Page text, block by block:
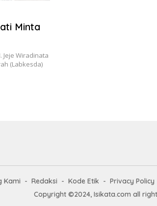
Minta
Jeje Wiradinata
(Labkesda)
Kami Redaksi Kode Etik Privacy Policy
Copyright ©2024, Isikata.com all